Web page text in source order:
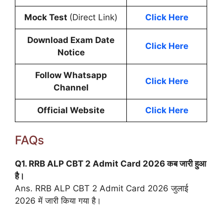
Mock Test (Direct Link) Click Here
Download Exam Date
Notice
Click Here
Follow Whatsapp
Channel
Click Here
Official Website Click Here
FAQs
Q1. RRB ALP CBT 2 Admit Card 2026 कब जारी हुआ
है।
Ans. RRB ALP CBT 2 Admit Card 2026 जुलाई
2026 में जारी किया गया है।